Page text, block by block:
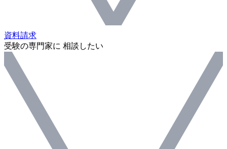
資料請求
受験の専門家に 相談したい